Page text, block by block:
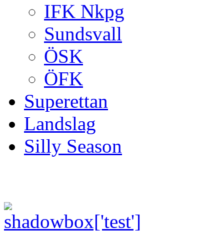
IFK Nkpg
Sundsvall
ÖSK
ÖFK
Superettan
Landslag
Silly Season